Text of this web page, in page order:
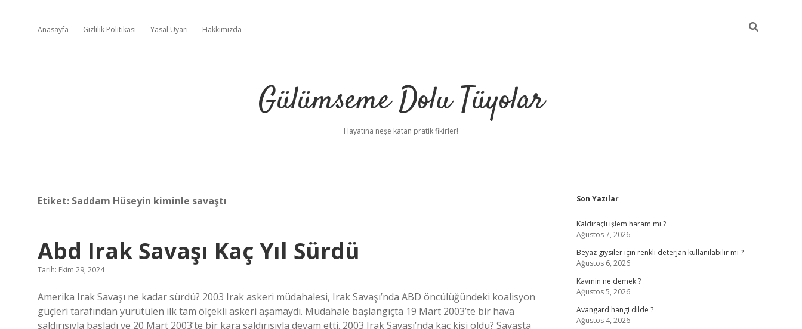
Anasayfa Gizlilik Politikası Yasal Uyarı Hakkımızda
Gülümseme Dolu Tüyolar
Hayatına neşe katan pratik fikirler!
Etiket: Saddam Hüseyin kiminle savaştı
Abd Irak Savaşı Kaç Yıl Sürdü
Tarih: Ekim 29, 2024
Amerika Irak Savaşı ne kadar sürdü? 2003 Irak askeri müdahalesi, Irak Savaşı’nda ABD öncülüğündeki koalisyon
güçleri tarafından yürütülen ilk tam ölçekli askeri aşamaydı. Müdahale başlangıçta 19 Mart 2003’te bir hava
saldırısıyla başladı ve 20 Mart 2003’te bir kara saldırısıyla devam etti. 2003 Irak Savaşı’nda kaç kişi öldü? Savaşta
Sidebar
Son Yazılar
Kaldıraçlı işlem haram mı ?
Ağustos 7, 2026
Beyaz giysiler için renkli deterjan kullanılabilir mi ?
Ağustos 6, 2026
Kavmin ne demek ?
Ağustos 5, 2026
Avangard hangi dilde ?
Ağustos 4, 2026
ilbet yeni girişilbet